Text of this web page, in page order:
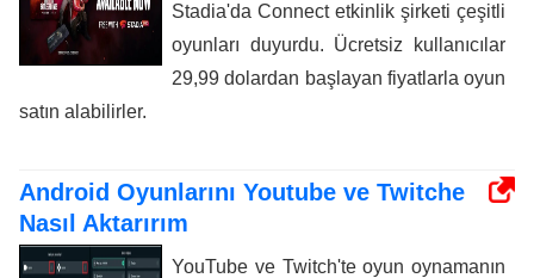
Stadia'da Connect etkinlik şirketi çeşitli
oyunları duyurdu. Ücretsiz kullanıcılar
29,99 dolardan başlayan fiyatlarla oyun
satın alabilirler.
Android Oyunlarını Youtube ve Twitche
Nasıl Aktarırım
YouTube ve Twitch'te oyun oynamanın